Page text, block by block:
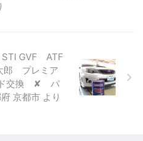
STI GVF ATF
郎 プレミア
交換 ✘ パ
京都市 より